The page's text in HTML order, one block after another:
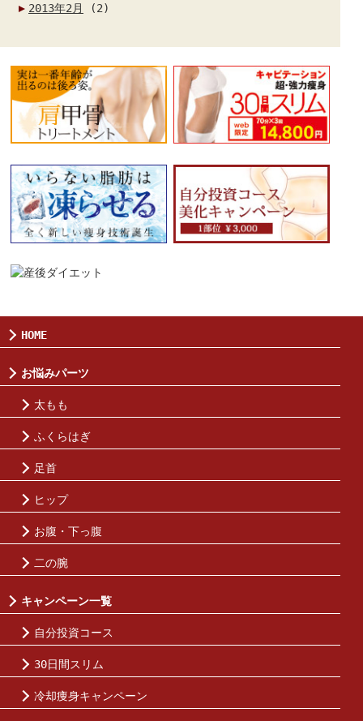
2013年2月 (2)
HOME
お悩みパーツ
太もも
ふくらはぎ
足首
ヒップ
お腹・下っ腹
二の腕
キャンペーン一覧
自分投資コース
30日間スリム
冷却痩身キャンペーン